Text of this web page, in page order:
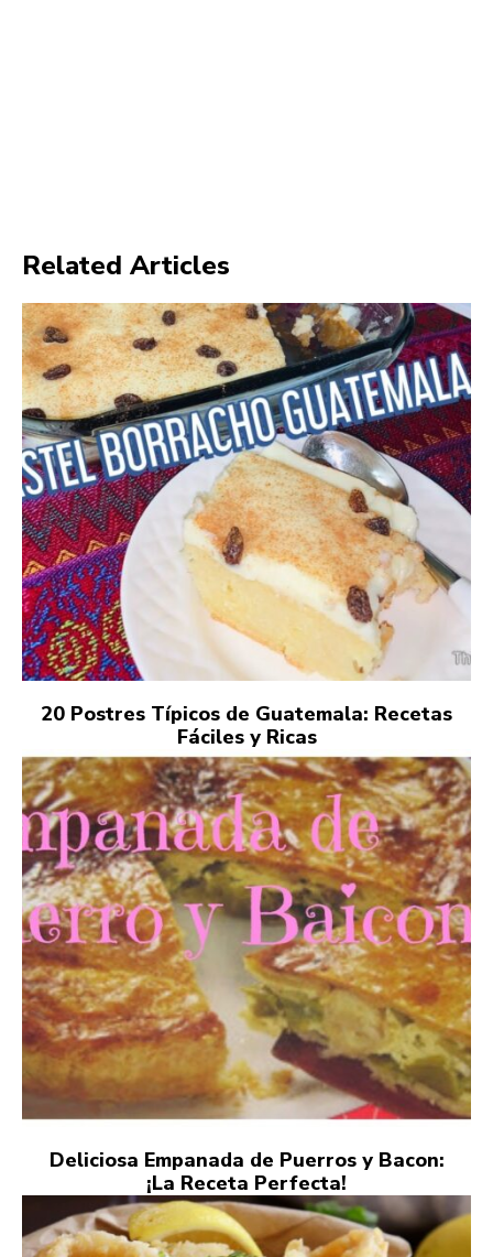
Related Articles
20 Postres Típicos de Guatemala: Recetas
Fáciles y Ricas
Deliciosa Empanada de Puerros y Bacon:
¡La Receta Perfecta!